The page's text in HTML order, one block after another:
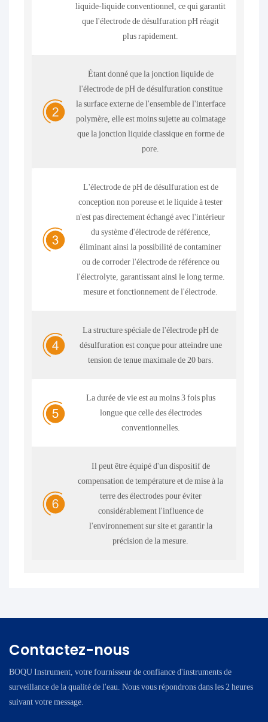
liquide-liquide conventionnel, ce qui garantit
que l'électrode de désulfuration pH réagit
plus rapidement.
Étant donné que la jonction liquide de
l'électrode de pH de désulfuration constitue
la surface externe de l'ensemble de l'interface
polymère, elle est moins sujette au colmatage
que la jonction liquide classique en forme de
pore.
L'électrode de pH de désulfuration est de
conception non poreuse et le liquide à tester
n'est pas directement échangé avec l'intérieur
du système d'électrode de référence,
éliminant ainsi la possibilité de contaminer
ou de corroder l'électrode de référence ou
l'électrolyte, garantissant ainsi le long terme.
mesure et fonctionnement de l'électrode.
La structure spéciale de l'électrode pH de
désulfuration est conçue pour atteindre une
tension de tenue maximale de 20 bars.
La durée de vie est au moins 3 fois plus
longue que celle des électrodes
conventionnelles.
Il peut être équipé d'un dispositif de
compensation de température et de mise à la
terre des électrodes pour éviter
considérablement l'influence de
l'environnement sur site et garantir la
précision de la mesure.
Contactez-nous
BOQU Instrument, votre fournisseur de confiance d'instruments de
surveillance de la qualité de l'eau. Nous vous répondrons dans les 2 heures
suivant votre message.